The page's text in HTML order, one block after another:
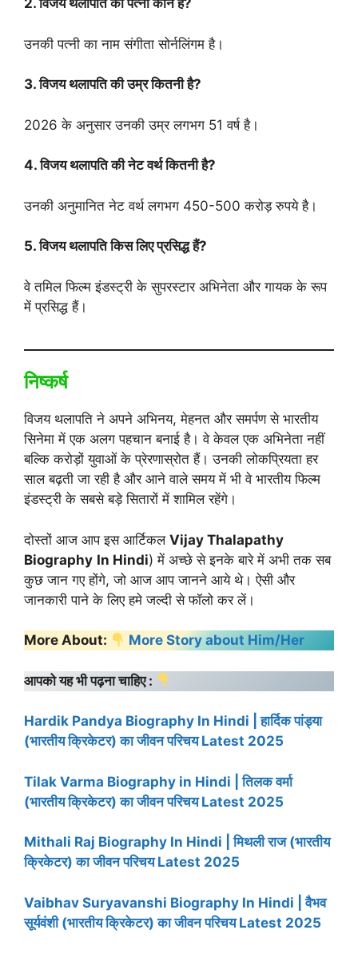
2. विजय थलापति की पत्नी कौन हैं?
उनकी पत्नी का नाम संगीता सोर्नलिंगम है।
3. विजय थलापति की उम्र कितनी है?
2026 के अनुसार उनकी उम्र लगभग 51 वर्ष है।
4. विजय थलापति की नेट वर्थ कितनी है?
उनकी अनुमानित नेट वर्थ लगभग 450-500 करोड़ रुपये है।
5. विजय थलापति किस लिए प्रसिद्ध हैं?
वे तमिल फिल्म इंडस्ट्री के सुपरस्टार अभिनेता और गायक के रूप
में प्रसिद्ध हैं।
निष्कर्ष
विजय थलापति ने अपने अभिनय, मेहनत और समर्पण से भारतीय
सिनेमा में एक अलग पहचान बनाई है। वे केवल एक अभिनेता नहीं
बल्कि करोड़ों युवाओं के प्रेरणास्रोत हैं। उनकी लोकप्रियता हर
साल बढ़ती जा रही है और आने वाले समय में भी वे भारतीय फिल्म
इंडस्ट्री के सबसे बड़े सितारों में शामिल रहेंगे।
दोस्तों आज आप इस आर्टिकल Vijay Thalapathy
Biography In Hindi) में अच्छे से इनके बारे में अभी तक सब
कुछ जान गए होंगे, जो आज आप जानने आये थे। ऐसी और
जानकारी पाने के लिए हमे जल्दी से फॉलो कर लें।
More About: More Story about Him/Her
आपको यह भी पढ़ना चाहिए :
Hardik Pandya Biography In Hindi | हार्दिक पांड्या
(भारतीय क्रिकेटर) का जीवन परिचय Latest 2025
Tilak Varma Biography in Hindi | तिलक वर्मा
(भारतीय क्रिकेटर) का जीवन परिचय Latest 2025
Mithali Raj Biography In Hindi | मिथली राज (भारतीय
क्रिकेटर) का जीवन परिचय Latest 2025
Vaibhav Suryavanshi Biography In Hindi | वैभव
सूर्यवंशी (भारतीय क्रिकेटर) का जीवन परिचय Latest 2025